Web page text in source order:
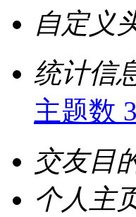
自定义
统计信
主题数
交友目
个人主